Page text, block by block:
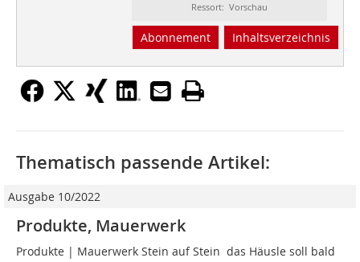
Ressort: Vorschau
Abonnement Inhaltsverzeichnis
Thematisch passende Artikel:
Ausgabe 10/2022
Produkte, Mauerwerk
Produkte | Mauerwerk Stein auf Stein  das Häusle soll bald